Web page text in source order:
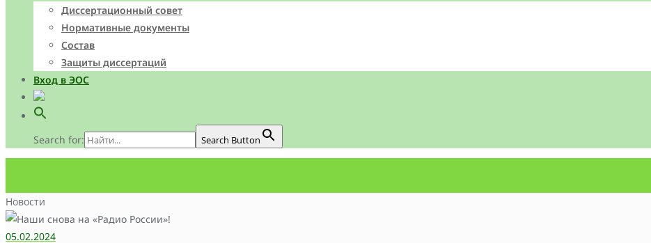
Диссертационный совет
Нормативные документы
Состав
Защиты диссертаций
Вход в ЭОС
Search for: Search Button
Новости
05.02.2024